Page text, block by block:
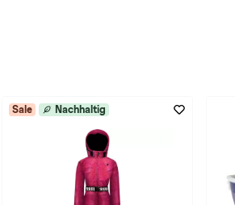
Sale Nachhaltig